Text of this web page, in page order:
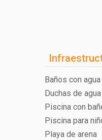
Baños con
Duchas de
Piscina con
Piscina para
Playa de arena